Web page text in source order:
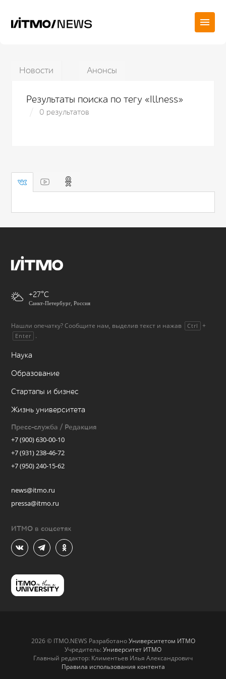
Новости Анонсы
Результаты поиска по тегу «Illness»
0 результатов
+27
Санкт-Петербург, Россия
Нашли опечатку? Сообщите нам, выделив текст и нажав Ctrl +
Enter .
Наука
Образование
Стартапы и бизнес
Жизнь университета
Пресс-служба / Редакция
+7 (900) 630-00-10
+7 (931) 238-46-72
+7 (950) 240-15-62
news@itmo.ru
pressa@itmo.ru
ИТМО в соцсетях
2026 © ITMO.NEWS РазработаноУниверситетом ИТМО
Учредитель: Университет ИТМО
Главный редактор: Климентьев Илья Александрович
Правила использования контента